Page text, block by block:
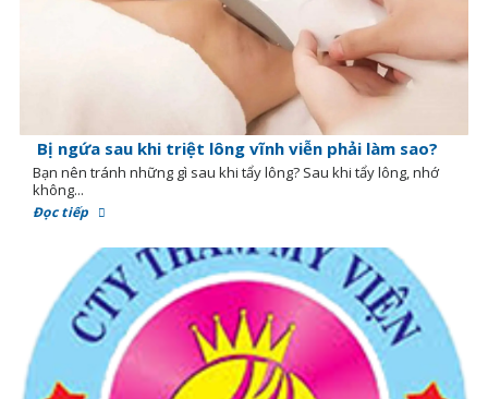
Bị ngứa sau khi triệt lông vĩnh viễn phải làm sao?
Bạn nên tránh những gì sau khi tẩy lông? Sau khi tẩy lông, nhớ
không...
Đọc tiếp